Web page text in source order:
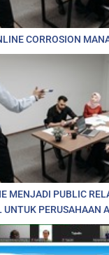
CORROSION
MENJADI PUBLIC
UNTUK PERUSAHAAN